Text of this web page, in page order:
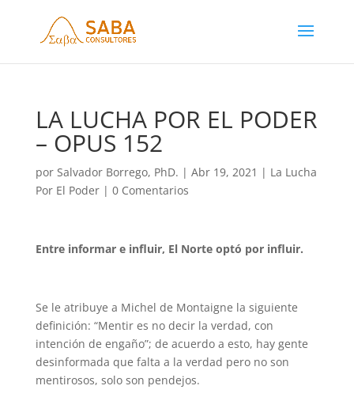
LA LUCHA POR EL PODER
– OPUS 152
por Salvador Borrego, PhD. | Abr 19, 2021 | La Lucha
Por El Poder| 0 Comentarios
Entre informar e influir, El Norte optó por influir.
Se le atribuye a Michel de Montaigne la siguiente
definición: “Mentir es no decir la verdad, con
intención de engaño”; de acuerdo a esto, hay gente
desinformada que falta a la verdad pero no son
mentirosos, solo son pendejos.